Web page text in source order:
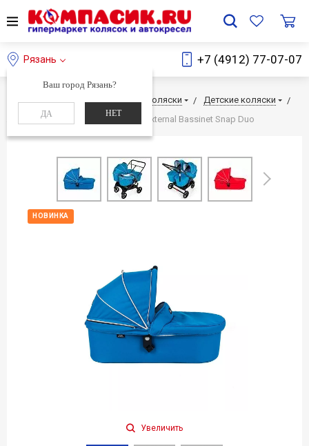
Рязань
Ваш город Рязань?
ДА НЕТ
+7 (4912) 77-07-07
Главная Каталог Детские коляски
Детские коляски
Люлька для колясок Valco Baby External Bassinet Snap Duo
Next
НОВИНКА
Увеличить